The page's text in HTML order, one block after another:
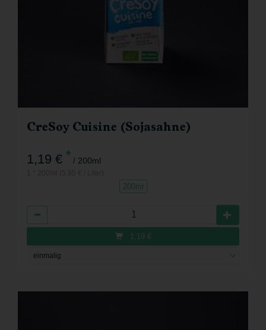
CreSoy Cuisine (Sojasahne)
1,19 € * / 200ml
200ml
1,19 €